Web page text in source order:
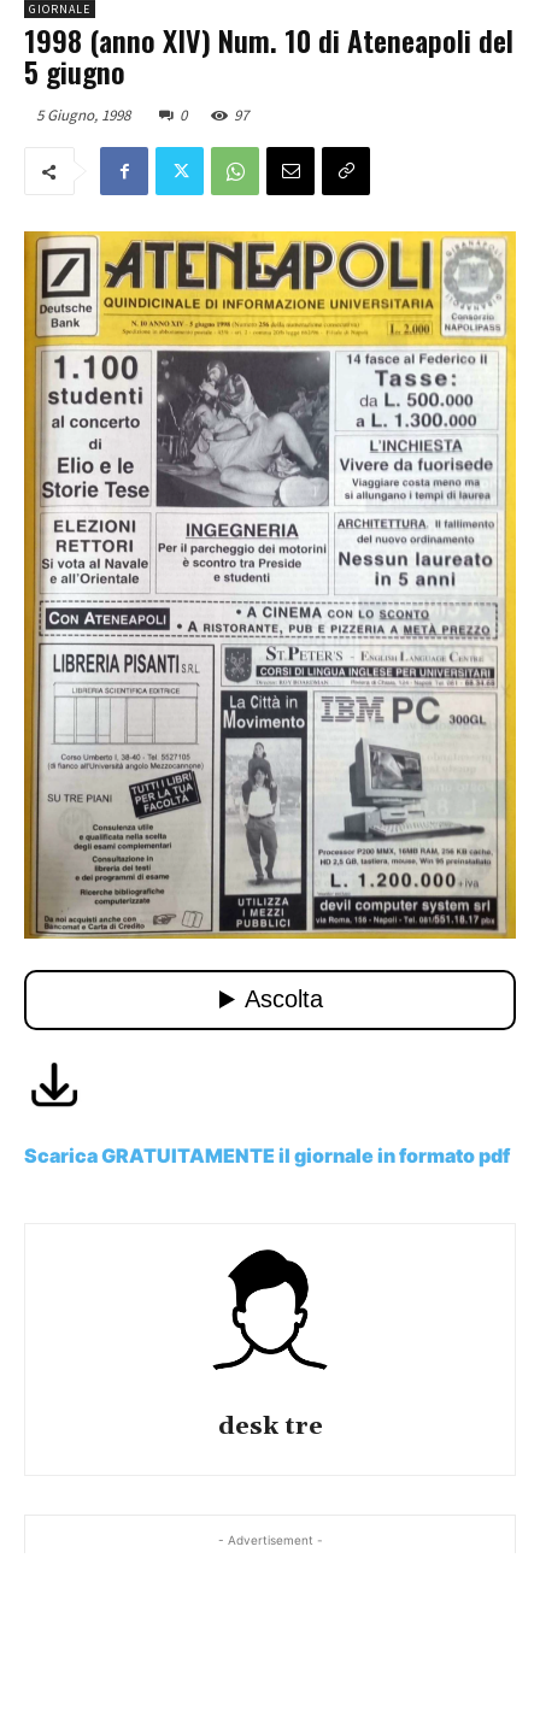
GIORNALE
1998 (anno XIV) Num. 10 di Ateneapoli del
5 giugno
5 Giugno, 1998 0 97
Scarica GRATUITAMENTE il giornale in formato pdf
desk tre
- Advertisement -